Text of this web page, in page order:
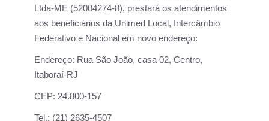
Ltda-ME (52004274-8), prestará os atendimentos
aos beneficiários da Unimed Local, Intercâmbio
Federativo e Nacional em novo endereço:
Endereço: Rua São João, casa 02, Centro,
Itaboraí-RJ
CEP: 24.800-157
Tel.: (21) 2635-4507